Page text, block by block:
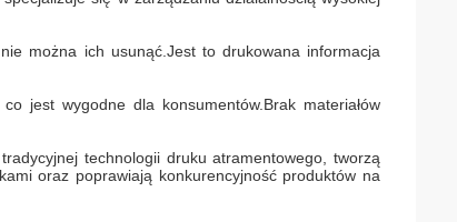
można ich usunąć. Jest to drukowana informacja
jest wygodne dla konsumentów.Brak materiałów
technologii druku atramentowego, tworzą
oraz poprawiają konkurencyjność produktów na